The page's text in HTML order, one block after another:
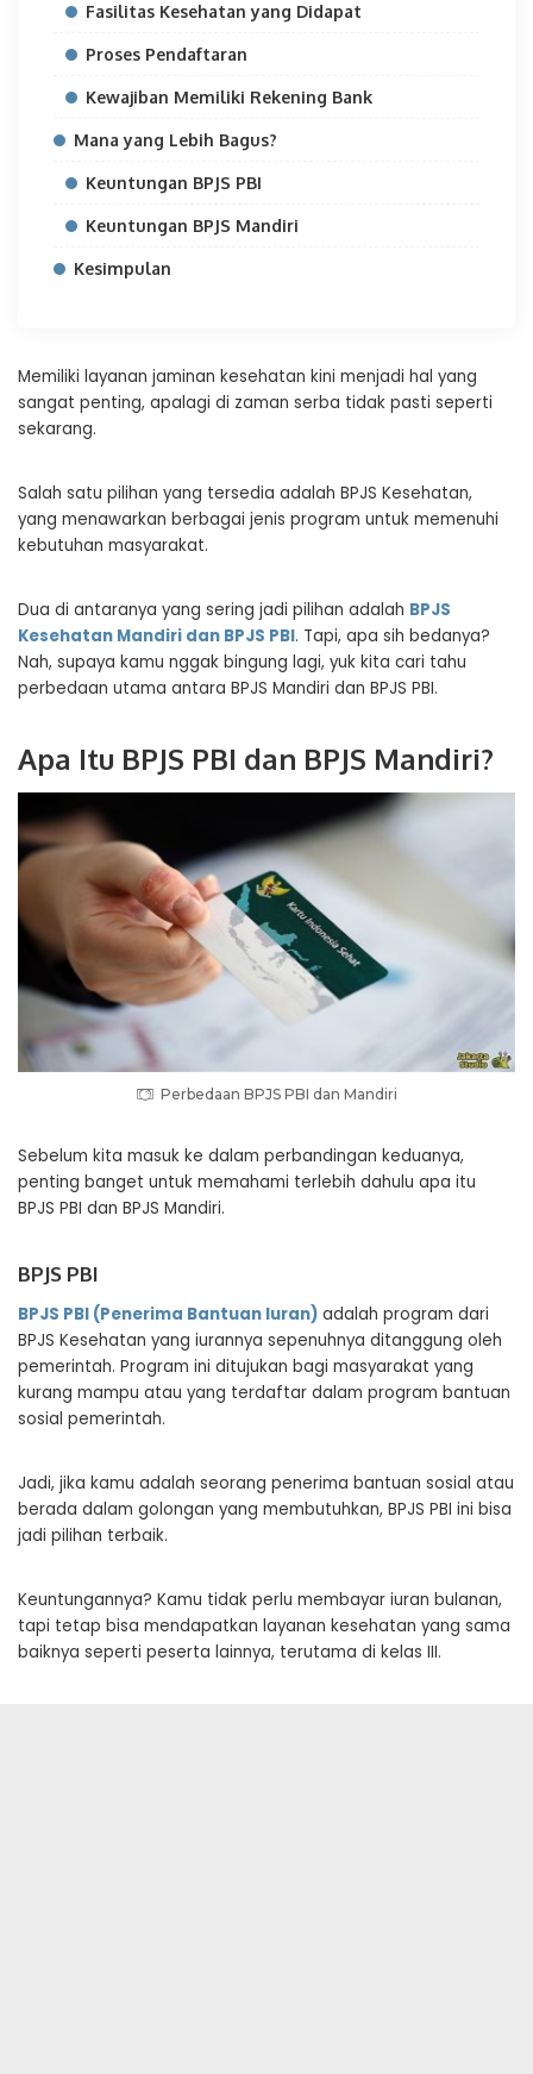
Fasilitas Kesehatan yang Didapat
Proses Pendaftaran
Kewajiban Memiliki Rekening Bank
Mana yang Lebih Bagus?
Keuntungan BPJS PBI
Keuntungan BPJS Mandiri
Kesimpulan
Memiliki layanan jaminan kesehatan kini menjadi hal yang
sangat penting, apalagi di zaman serba tidak pasti seperti
sekarang.
Salah satu pilihan yang tersedia adalah BPJS Kesehatan,
yang menawarkan berbagai jenis program untuk memenuhi
kebutuhan masyarakat.
Dua di antaranya yang sering jadi pilihan adalah BPJS
Kesehatan Mandiri dan BPJS PBI. Tapi, apa sih bedanya?
Nah, supaya kamu nggak bingung lagi, yuk kita cari tahu
perbedaan utama antara BPJS Mandiri dan BPJS PBI.
Apa Itu BPJS PBI dan BPJS Mandiri?
Perbedaan BPJS PBI dan Mandiri
Sebelum kita masuk ke dalam perbandingan keduanya,
penting banget untuk memahami terlebih dahulu apa itu
BPJS PBI dan BPJS Mandiri.
BPJS PBI
BPJS PBI (Penerima Bantuan Iuran) adalah program dari
BPJS Kesehatan yang iurannya sepenuhnya ditanggung oleh
pemerintah. Program ini ditujukan bagi masyarakat yang
kurang mampu atau yang terdaftar dalam program bantuan
sosial pemerintah.
Jadi, jika kamu adalah seorang penerima bantuan sosial atau
berada dalam golongan yang membutuhkan, BPJS PBI ini bisa
jadi pilihan terbaik.
Keuntungannya? Kamu tidak perlu membayar iuran bulanan,
tapi tetap bisa mendapatkan layanan kesehatan yang sama
baiknya seperti peserta lainnya, terutama di kelas III.